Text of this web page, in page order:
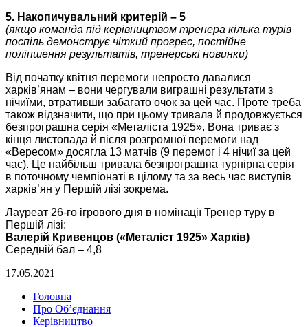
5. Накопичувальний критерій – 5
(якщо команда під керівництвом тренера кілька турів
поспіль демонструє чіткий прогрес, постійне
поліпшення результатів, тренерські новинки)
Від початку квітня перемоги непросто давалися
харків’янам – вони чергували виграшні результати з
нічиїми, втративши забагато очок за цей час. Проте треба
також відзначити, що при цьому тривала й продовжується
безпрограшна серія «Металіста 1925». Вона триває з
кінця листопада й після розгромної перемоги над
«Вересом» досягла 13 матчів (9 перемог і 4 нічиї за цей
час). Це найбільш тривала безпрограшна турнірна серія
в поточному чемпіонаті в цілому та за весь час виступів
харків’ян у Першій лізі зокрема.
Лауреат 26-го ігрового дня в номінації Тренер туру в
Першій лізі:
Валерій Кривенцов («Металіст 1925» Харків)
Середній бал – 4,8
17.05.2021
Головна
Про Об’єднання
Керівництво